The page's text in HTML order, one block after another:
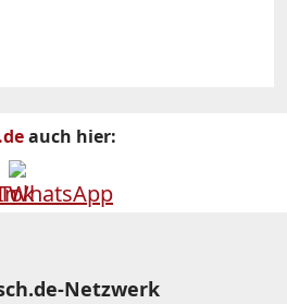
auch hier:
Netzwerk